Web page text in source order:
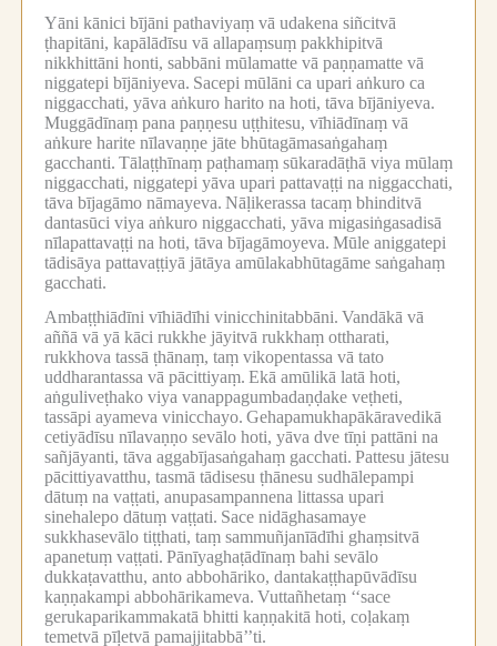
Yāni kānici bījāni pathaviyaṃ vā udakena siñcitvā
ṭhapitāni, kapālādīsu vā allapaṃsuṃ pakkhipitvā
nikkhittāni honti, sabbāni mūlamatte vā paṇṇamatte vā
niggatepi bījāniyeva. Sacepi mūlāni ca upari aṅkuro ca
niggacchati, yāva aṅkuro harito na hoti, tāva bījāniyeva.
Muggādīnaṃ pana paṇṇesu uṭṭhitesu, vīhiādīnaṃ vā
aṅkure harite nīlavaṇṇe jāte bhūtagāmasaṅgahaṃ
gacchanti. Tālaṭṭhīnaṃ paṭhamaṃ sūkaradāṭhā viya mūlaṃ
niggacchati, niggatepi yāva upari pattavaṭṭi na niggacchati,
tāva bījagāmo nāmayeva. Nāḷikerassa tacaṃ bhinditvā
dantasūci viya aṅkuro niggacchati, yāva migasiṅgasadisā
nīlapattavaṭṭi na hoti, tāva bījagāmoyeva. Mūle aniggatepi
tādisāya pattavaṭṭiyā jātāya amūlakabhūtagāme saṅgahaṃ
gacchati.
Ambaṭṭhiādīni vīhiādīhi vinicchinitabbāni. Vandākā vā
aññā vā yā kāci rukkhe jāyitvā rukkhaṃ ottharati,
rukkhova tassā ṭhānaṃ, taṃ vikopentassa vā tato
uddharantassa vā pācittiyaṃ. Ekā amūlikā latā hoti,
aṅguliveṭhako viya vanappagumbadaṇḍake veṭheti,
tassāpi ayameva vinicchayo. Gehapamukhapākāravedikā
cetiyādīsu nīlavaṇṇo sevālo hoti, yāva dve tīṇi pattāni na
sañjāyanti, tāva aggabījasaṅgahaṃ gacchati. Pattesu jātesu
pācittiyavatthu, tasmā tādisesu ṭhānesu sudhālepampi
dātuṃ na vaṭṭati, anupasampannena littassa upari
sinehalepo dātuṃ vaṭṭati. Sace nidāghasamaye
sukkhasevālo tiṭṭhati, taṃ sammuñjanīādīhi ghaṃsitvā
apanetuṃ vaṭṭati. Pānīyaghaṭādīnaṃ bahi sevālo
dukkaṭavatthu, anto abbohāriko, dantakaṭṭhapūvādīsu
kaṇṇakampi abbohārikameva. Vuttañhetaṃ ‘‘sace
gerukaparikammakatā bhitti kaṇṇakitā hoti, coḷakaṃ
temetvā pīḷetvā pamajjitabbā’’ti.